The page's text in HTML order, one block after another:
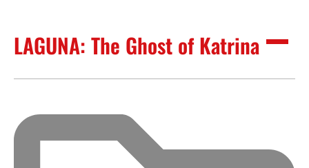
LAGUNA: The Ghost of Katrina